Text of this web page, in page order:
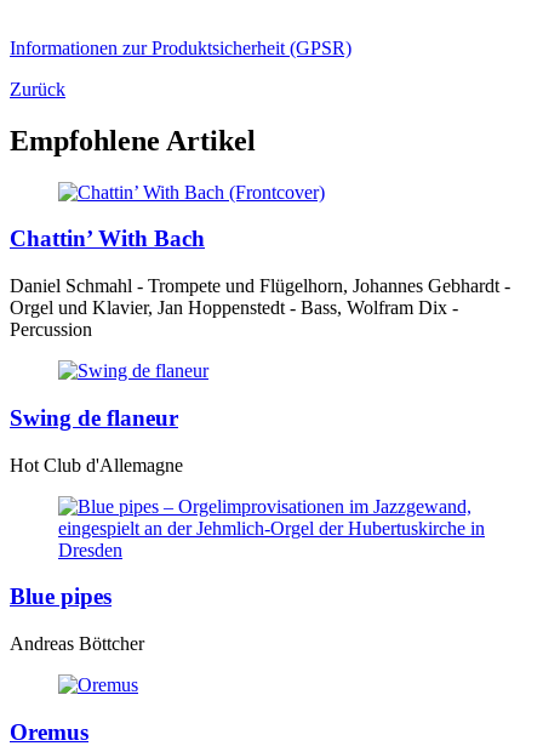
Informationen zur Produktsicherheit (GPSR)
Zurück
Empfohlene Artikel
Chattin’ With Bach
Daniel Schmahl - Trompete und Flügelhorn, Johannes Gebhardt -
Orgel und Klavier, Jan Hoppenstedt - Bass, Wolfram Dix -
Percussion
Swing de flaneur
Hot Club d'Allemagne
Blue pipes
Andreas Böttcher
Oremus